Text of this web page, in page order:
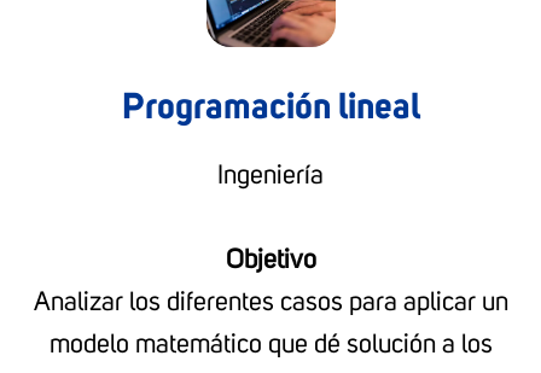
Programación lineal
Ingeniería
Objetivo
Analizar los diferentes casos para aplicar un
modelo matemático que dé solución a los